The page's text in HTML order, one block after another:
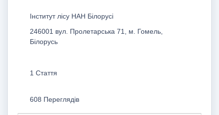
Інститут лісу НАН Білорусі
246001 вул. Пролетарська 71, м. Гомель,
Білорусь
1 Стаття
608 Переглядів